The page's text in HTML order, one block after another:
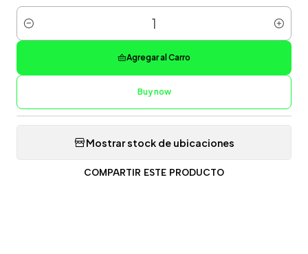
Cantidad
Agregar al Carro
Buy now
Mostrar stock de ubicaciones
COMPARTIR ESTE PRODUCTO